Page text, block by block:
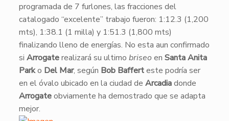
programada de 7 furlones, las fracciones del
catalogado “excelente” trabajo fueron: 1:12.3 (1,200
mts), 1:38.1 (1 milla) y 1:51.3 (1,800 mts)
finalizando lleno de energías. No esta aun confirmado
si Arrogaterealizará su ultimo briseo en Santa Anita
Parko Del Mar, según Bob Bafferteste podría ser
en el óvalo ubicado en la ciudad de Arcadiadonde
Arrogateobviamente ha demostrado que se adapta
mejor.